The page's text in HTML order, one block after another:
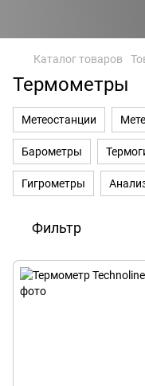
Каталог товаров
Термометры
Метеостанции
Барометры
Гигрометры
Фильтр